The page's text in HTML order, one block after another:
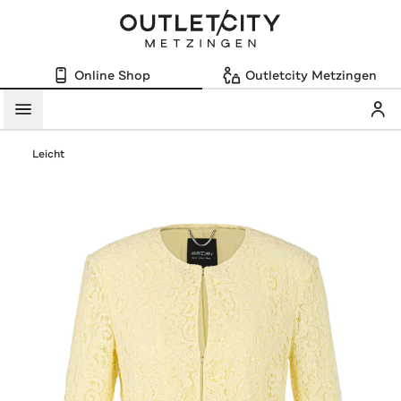
Online Shop Outletcity Metzingen
Menü
Leicht